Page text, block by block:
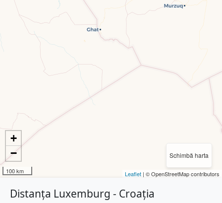
Schimbă harta
+
−
100 km Leaflet | © OpenStreetMap contributors
Distanța Luxemburg - Croaţia